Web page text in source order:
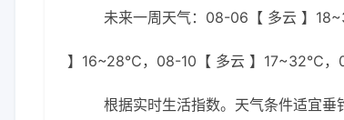
未来一周天气：08-06【 多云 】
】16~28℃，08-10【 多云 】17~32℃，
根据实时生活指数。天气条件适宜垂